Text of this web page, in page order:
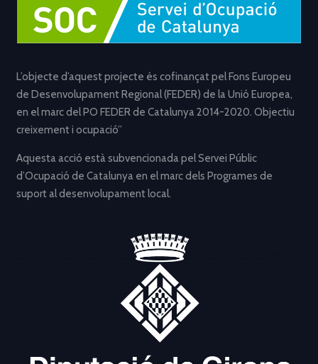
L’objecte d’aquest projecte és cofinançat pel Fons Europeu
de Desenvolupament Regional (FEDER) de la Unió Europea,
en el marc del PO FEDER de Catalunya 2014-2020. Objectiu
creixement i ocupació”
Aquesta acció està subvencionada pel Servei Públic
d’Ocupació de Catalunya en el marc dels Programes de
suport al desenvolupament local.